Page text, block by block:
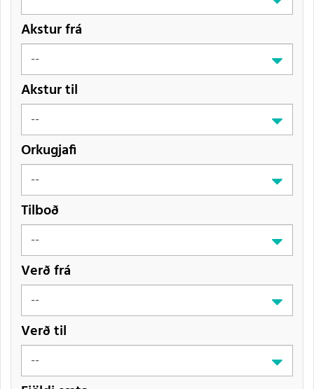
Akstur frá
Akstur til
Orkugjafi
Tilboð
Verð frá
Verð til